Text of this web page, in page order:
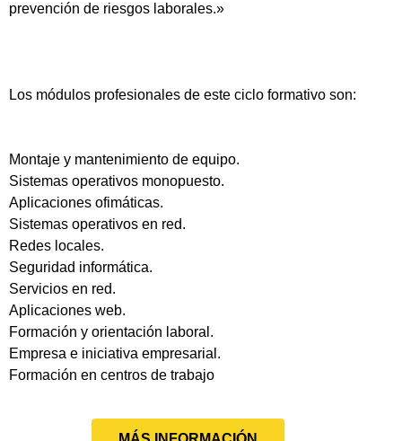
prevención de riesgos laborales.»
Los módulos profesionales de este ciclo formativo son:
Montaje y mantenimiento de equipo.
Sistemas operativos monopuesto.
Aplicaciones ofimáticas.
Sistemas operativos en red.
Redes locales.
Seguridad informática.
Servicios en red.
Aplicaciones web.
Formación y orientación laboral.
Empresa e iniciativa empresarial.
Formación en centros de trabajo